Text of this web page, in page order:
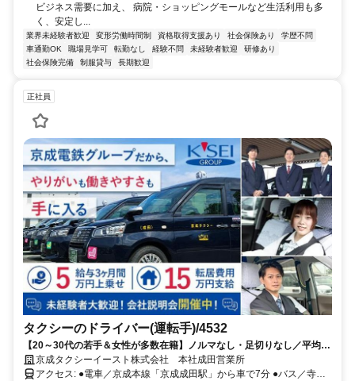
ビジネス需要に加え、 病院・ショッピングモールなど生活利用も多
く、安定し...
業界未経験者歓迎 変形労働時間制 資格取得支援あり 社会保険あり
学歴不問
車通勤OK
職場見学可 転勤なし 経験不問 未経験者歓迎
研修あり
社会保険完備
制服貸与 長期歓迎
正社員
タクシーのドライバー(運転手)/4532
【20～30代の若手＆女性が多数在籍】ノルマなし・足切りなし／平均月
収36万円以上（隔日）
京成タクシーイースト株式会社 本社成田営業所
アクセス: ●電車／京成本線「京成成田駅」から車で7分 ●バス／寺台